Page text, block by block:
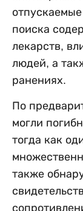
поиска
лекарств,
людей, а
ранениях.
По
могли
тогда как
также